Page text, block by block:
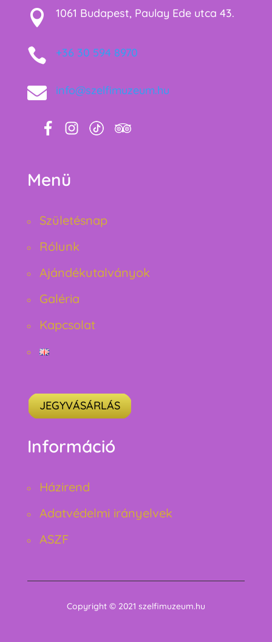
 1061 Budapest, Paulay Ede utca 43.
 +36 30 594 8970
 info@szelfimuzeum.hu
Menü
Születésnap
Rólunk
Ajándékutalványok
Galéria
Kapcsolat
JEGYVÁSÁRLÁS
Információ
Házirend
Adatvédelmi irányelvek
ASZF
Copyright © 2021 szelfimuzeum.hu